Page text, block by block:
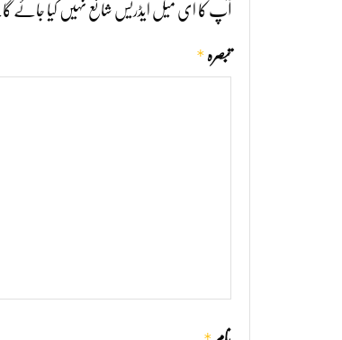
آپ کا ای میل ایڈریس شائع نہیں کیا جائے گا۔
تبصرہ *